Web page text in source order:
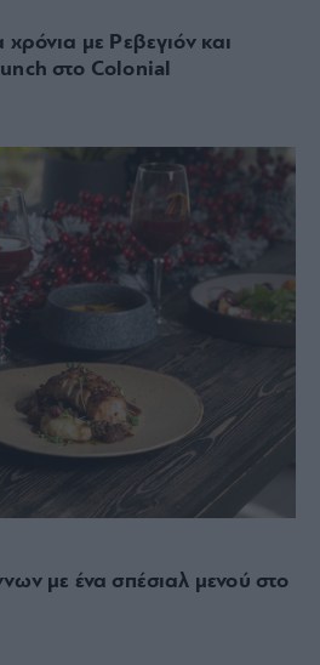
με Ρεβεγιόν και
στο Colonial
με ένα σπέσιαλ μενού στο